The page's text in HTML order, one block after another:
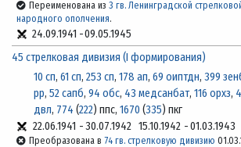
Переименована из3 гв. Ленинградской
народного ополчения.
24.09.1941 -09.05.1945
45 стрелковая дивизия (I формирования)
10 сп, 61 сп, 253 сп, 178 ап, 69 оиптдн, 399
рр, 52 сапб, 94 обс, 43 медсанбат, 116 орхз,
двл, 774 (222) ппс, 1670 (335) пкг
22.06.1941 -30.07.1942 15.10.1942 - 01.03.1943
Преобразована в74 гв. стрелковую дивизию